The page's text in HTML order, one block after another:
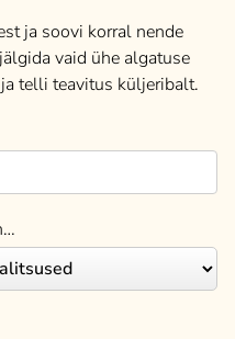
ja soovi korral nende
vaid ühe algatuse
telli teavitus küljeribalt.